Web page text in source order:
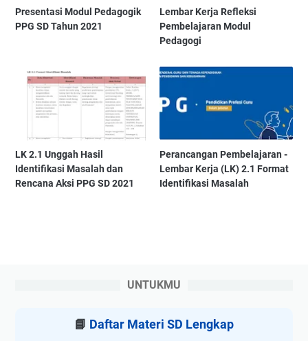
Presentasi Modul Pedagogik
PPG SD Tahun 2021
Lembar Kerja Refleksi
Pembelajaran Modul
Pedagogi
LK 2.1 Unggah Hasil
Identifikasi Masalah dan
Rencana Aksi PPG SD 2021
Perancangan Pembelajaran -
Lembar Kerja (LK) 2.1 Format
Identifikasi Masalah
UNTUKMU
📘 Daftar Materi SD Lengkap